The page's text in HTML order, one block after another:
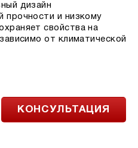
дизайн
прочности и низкому
свойства на
от климатической
КОНСУЛЬТАЦИЯ